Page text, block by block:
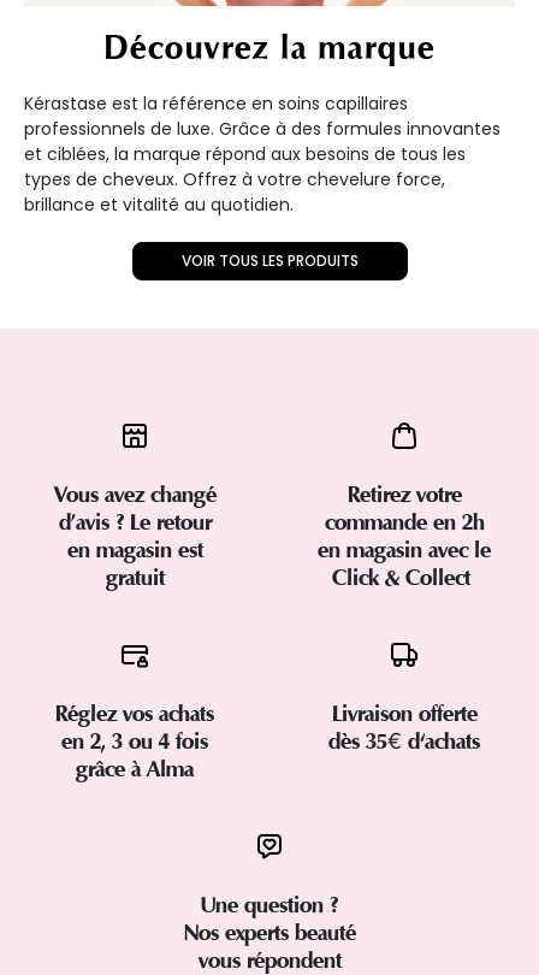
Découvrez la marque
Kérastase est la référence en soins capillaires
professionnels de luxe. Grâce à des formules innovantes
et ciblées, la marque répond aux besoins de tous les
types de cheveux. Offrez à votre chevelure force,
brillance et vitalité au quotidien.
VOIR TOUS LES PRODUITS
Vous avez changé
d’avis ? Le retour
en magasin est
gratuit
Retirez votre
commande en 2h
en magasin avec le
Click & Collect
Réglez vos achats
en 2, 3 ou 4 fois
grâce à Alma
Livraison offerte
dès 35€ d'achats
Une question ?
Nos experts beauté
vous répondent